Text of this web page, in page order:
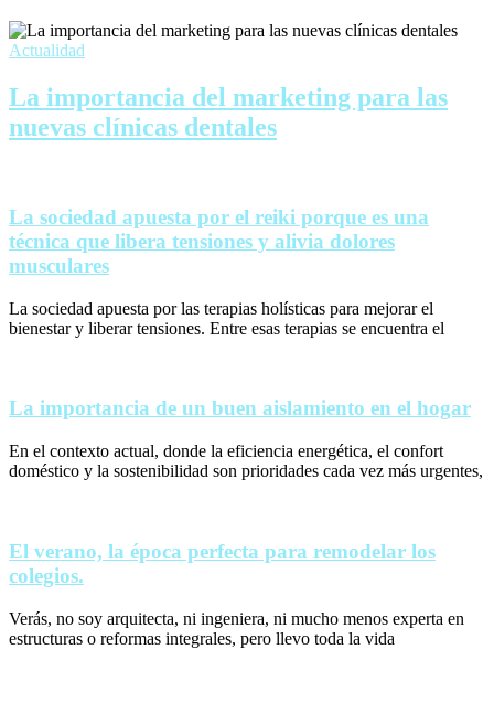
Actualidad
La importancia del marketing para las
nuevas clínicas dentales
La sociedad apuesta por el reiki porque es una
técnica que libera tensiones y alivia dolores
musculares
La sociedad apuesta por las terapias holísticas para mejorar el
bienestar y liberar tensiones. Entre esas terapias se encuentra el
La importancia de un buen aislamiento en el hogar
En el contexto actual, donde la eficiencia energética, el confort
doméstico y la sostenibilidad son prioridades cada vez más urgentes,
El verano, la época perfecta para remodelar los
colegios.
Verás, no soy arquitecta, ni ingeniera, ni mucho menos experta en
estructuras o reformas integrales, pero llevo toda la vida